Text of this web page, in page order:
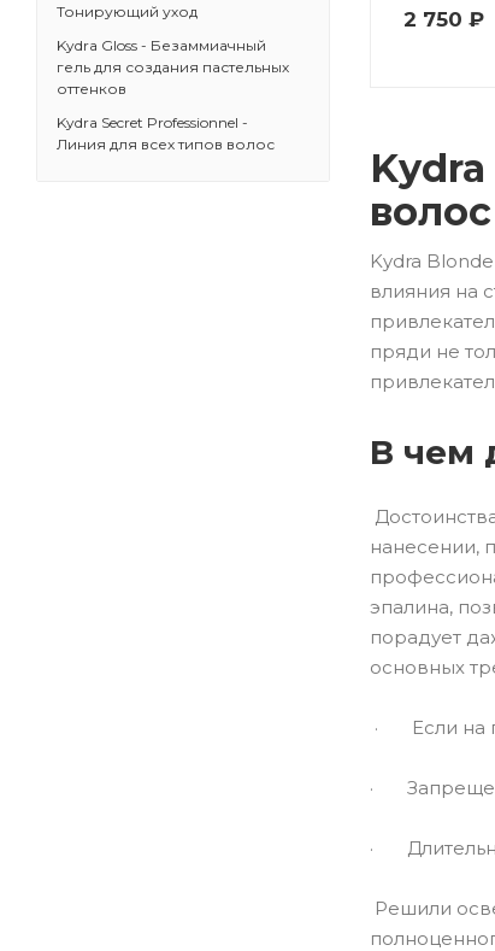
2 750 ₽
волос
Kydra
влияния на
пряди не
В чем
нанесении,
эпалина,
порадует
основных
· Если на
·
·
Решили
Тонирующий уход
Kydra Gloss - Безаммиачный
гель для создания пастельных
оттенков
Kydra Secret Professionnel -
Линия для всех типов волос